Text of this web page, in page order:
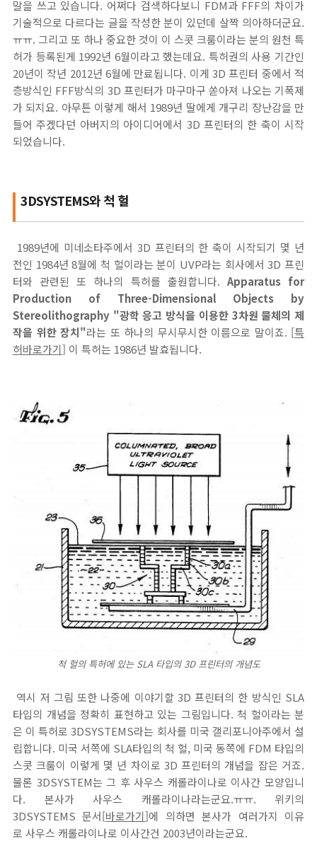
말을 쓰고 있습니다. 어쩌다 검색하다보니 FDM과 FFF의 차이가
기술적으로 다르다는 글을 작성한 분이 있던데 살짝 의아하더군요.
ㅠㅠ. 그리고 또 하나 중요한 것이 이 스콧 크룸이라는 분의 원천 특
허가 등록된게 1992년 6월이라고 했는데요. 특허권의 사용 기간인
20년이 작년 2012년 6월에 만료됩니다. 이게 3D 프린터 중에서 적
층방식인 FFF방식의 3D 프린터가 마구마구 쏟아져 나오는 기폭제
가 되지요. 아무튼 이렇게 해서 1989년 딸에게 개구리 장난감을 만
들어 주겠다던 아버지의 아이디어에서 3D 프린터의 한 축이 시작
되었습니다.
3DSYSTEMS와 척 헐
1989년에 미네소타주에서 3D 프린터의 한 축이 시작되기 몇 년
전인 1984년 8월에 척 헐이라는 분이 UVP라는 회사에서 3D 프린
터와 관련된 또 하나의 특허를 출원합니다. Apparatus for
Production of Three-Dimensional Objects by
Stereolithography "광학 응고 방식을 이용한 3차원 물체의 제
작을 위한 장치"라는 또 하나의 무시무시한 이름으로 말이죠. [특
허바로가기] 이 특허는 1986년 발효됩니다.
척 헐의 특허에 있는 SLA 타입의 3D 프린터의 개념도
역시 저 그림 또한 나중에 이야기할 3D 프린터의 한 방식인 SLA
타입의 개념을 정확히 표현하고 있는 그림입니다. 척 헐이라는 분
은 이 특허로 3DSYSTEMS라는 회사를 미국 갤리포니아주에서 설
립합니다. 미국 서쪽에 SLA타입의 척 헐, 미국 동쪽에 FDM 타입의
스콧 크룸이 이렇게 몇 년 차이로 3D 프린터의 개념을 잡은 거죠.
물론 3DSYSTEM는 그 후 사우스 캐롤라이나로 이사간 모양입니
다. 본사가 사우스 캐롤라이나라는군요.ㅠㅠ. 위키의
3DSYSTEMS 문서[바로가기]에 의하면 본사가 여러가지 이유
로 사우스 캐롤라이나로 이사간건 2003년이라는군요.